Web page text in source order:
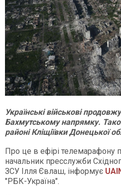
Українські військові
Бахмутському напрямку.
районі Кліщіївки Донецької
Про це в ефірі телемарафону
начальник пресслужби
ЗСУ Ілля Євлаш, інформує
"РБК-Україна".